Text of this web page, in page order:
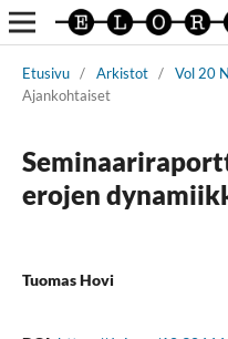
Etusivu / Arkistot / Vol 20
Ajankohtaiset
erojen
Tuomas Hovi